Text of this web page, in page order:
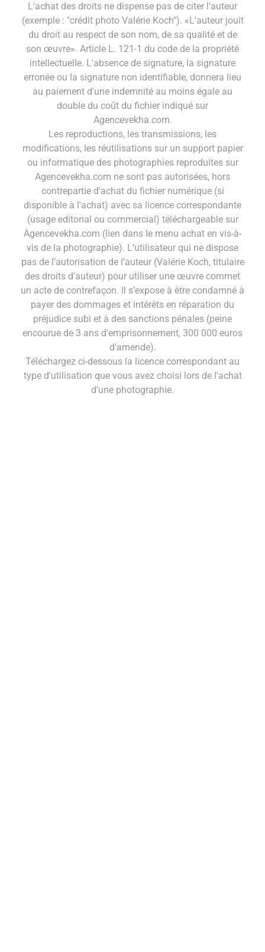
L'achat des droits ne dispense pas de citer l'auteur
(exemple : "crédit photo Valérie Koch"). «L'auteur jouit
du droit au respect de son nom, de sa qualité et de
son œuvre». Article L. 121-1 du code de la propriété
intellectuelle. L'absence de signature, la signature
erronée ou la signature non identifiable, donnera lieu
au paiement d'une indemnité au moins égale au
double du coût du fichier indiqué sur
Agencevekha.com.
Les reproductions, les transmissions, les
modifications, les réutilisations sur un support papier
ou informatique des photographies reproduites sur
Agencevekha.com ne sont pas autorisées, hors
contrepartie d'achat du fichier numérique (si
disponible à l'achat) avec sa licence correspondante
(usage editorial ou commercial) téléchargeable sur
Agencevekha.com (lien dans le menu achat en vis-à-
vis de la photographie). L’utilisateur qui ne dispose
pas de l’autorisation de l’auteur (Valérie Koch, titulaire
des droits d’auteur) pour utiliser une œuvre commet
un acte de contrefaçon. Il s’expose à être condamné à
payer des dommages et intérêts en réparation du
préjudice subi et à des sanctions pénales (peine
encourue de 3 ans d'emprisonnement, 300 000 euros
d'amende).
Téléchargez ci-dessous la licence correspondant au
type d'utilisation que vous avez choisi lors de l'achat
d'une photographie.